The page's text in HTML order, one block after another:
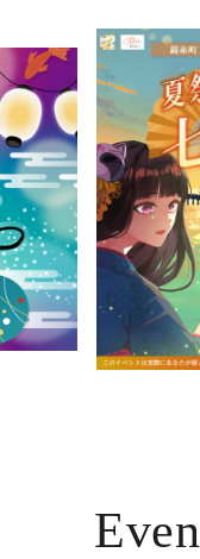
ニュース
レストラン・カ
TAX FREE
PARCOメンバーズ
JP
한국어
ภาษาไทย
日本語